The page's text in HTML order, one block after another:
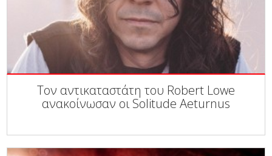
Τον αντικαταστάτη του Robert Lowe
ανακοίνωσαν οι Solitude Aeturnus